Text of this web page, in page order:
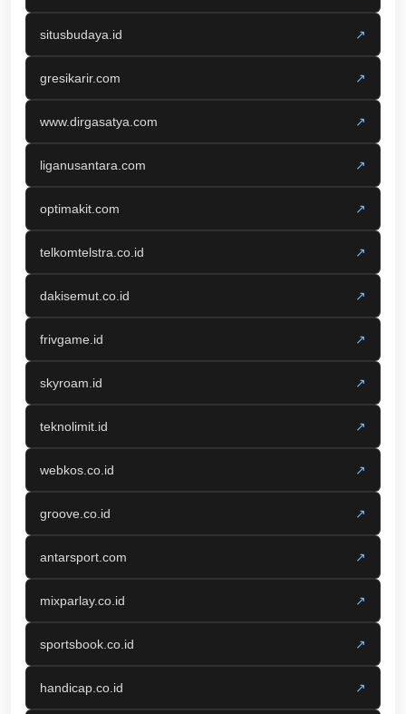
situsbudaya.id ↗
gresikarir.com ↗
www.dirgasatya.com ↗
liganusantara.com ↗
optimakit.com ↗
telkomtelstra.co.id ↗
dakisemut.co.id ↗
frivgame.id ↗
skyroam.id ↗
teknolimit.id ↗
webkos.co.id ↗
groove.co.id ↗
antarsport.com ↗
mixparlay.co.id ↗
sportsbook.co.id ↗
handicap.co.id ↗